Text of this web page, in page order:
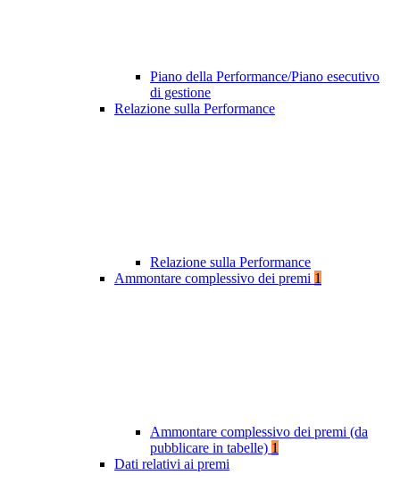
Piano della Performance/Piano esecutivo
di gestione
Relazione sulla Performance
Relazione sulla Performance
Ammontare complessivo dei premi 1
Ammontare complessivo dei premi (da
pubblicare in tabelle) 1
Dati relativi ai premi